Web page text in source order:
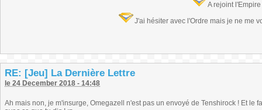
A rejoint l'Empire
J'ai hésiter avec l'Ordre mais je ne me
RE: [Jeu] La Dernière Lettre
le 24 December 2018 - 14:48
Ah mais non, je m'insurge, Omegazell n'est pas un envoyé de Tenshirock ! Et le